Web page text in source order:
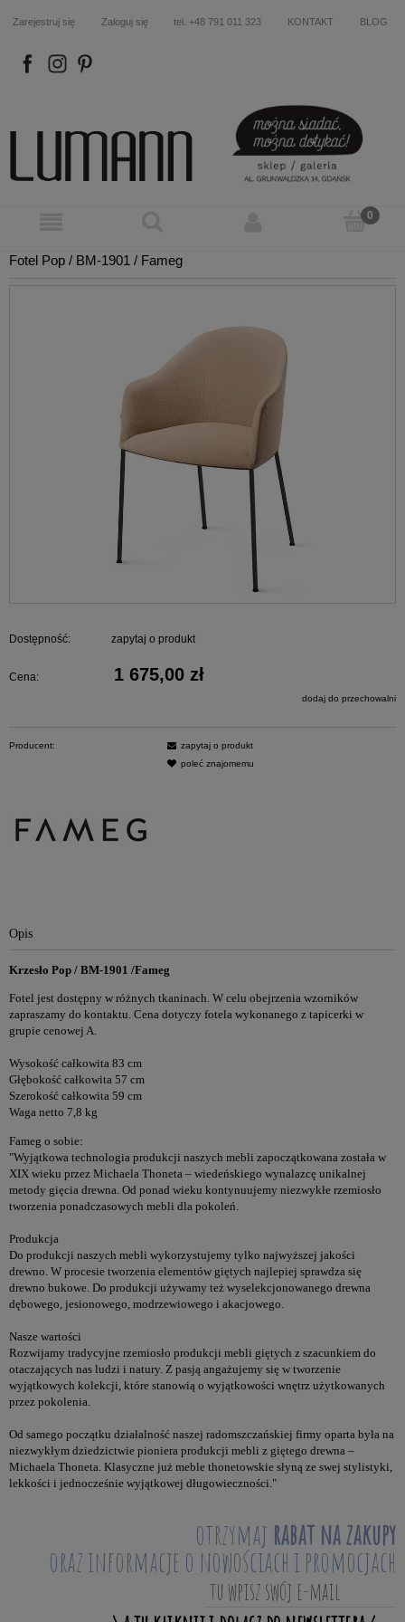
Zarejestruj się Zaloguj się tel. +48 791 011 323 KONTAKT BLOG
FB IN P
Fotel Pop / BM-1901 / Fameg
Dostępność: zapytaj o produkt
Cena: 1 675,00 zł
dodaj do przechowalni
Producent:
zapytaj o produkt
poleć znajomemu
Opis
Krzesło Pop / BM-1901 /Fameg
Fotel jest dostępny w różnych tkaninach. W celu obejrzenia wzorników
zapraszamy do kontaktu. Cena dotyczy fotela wykonanego z tapicerki w
grupie cenowej A.
Wysokość całkowita 83 cm
Głębokość całkowita 57 cm
Szerokość całkowita 59 cm
Waga netto 7,8 kg
Fameg o sobie:
"Wyjątkowa technologia produkcji naszych mebli zapoczątkowana została w
XIX wieku przez Michaela Thoneta – wiedeńskiego wynalazcę unikalnej
metody gięcia drewna. Od ponad wieku kontynuujemy niezwykłe rzemiosło
tworzenia ponadczasowych mebli dla pokoleń.
Produkcja
Do produkcji naszych mebli wykorzystujemy tylko najwyższej jakości
drewno. W procesie tworzenia elementów giętych najlepiej sprawdza się
drewno bukowe. Do produkcji używamy też wyselekcjonowanego drewna
dębowego, jesionowego, modrzewiowego i akacjowego.
Nasze wartości
Rozwijamy tradycyjne rzemiosło produkcji mebli giętych z szacunkiem do
otaczających nas ludzi i natury. Z pasją angażujemy się w tworzenie
wyjątkowych kolekcji, które stanowią o wyjątkowości wnętrz użytkowanych
przez pokolenia.
Od samego początku działalność naszej radomszczańskiej firmy oparta była na
niezwykłym dziedzictwie pioniera produkcji mebli z giętego drewna –
Michaela Thoneta. Klasyczne już meble thonetowskie słyną ze swej stylistyki,
lekkości i jednocześnie wyjątkowej długowieczności."
otrzymaj rabat na zakupy
oraz informacje o nowościach i promocjach